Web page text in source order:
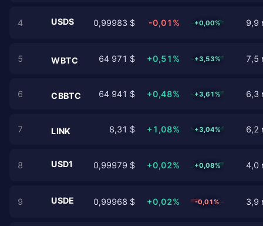
4 USDS 0,99983 $ -0,01% +0,00% 9,9
5 WBTC 64 971 $ +0,51% +3,53% 7,5
6 CBBTC 64 941 $ +0,48% +3,61% 6,3
7 LINK 8,31 $ +1,08% +3,04% 6,2
8 USD1 0,99979 $ +0,02% +0,08% 4,0
9 USDE 0,99968 $ +0,02% -0,01% 3,9